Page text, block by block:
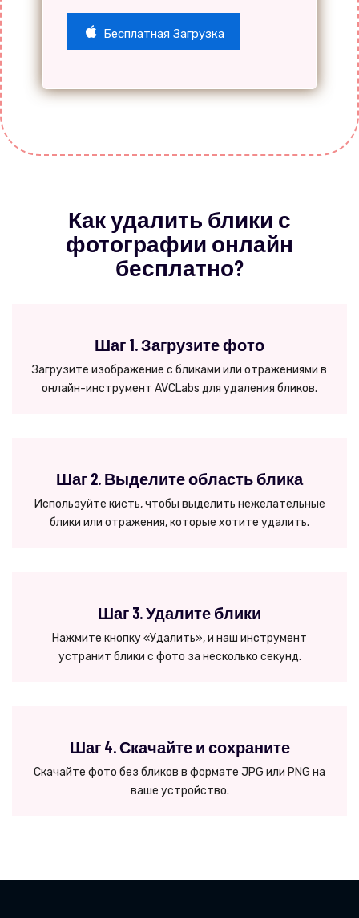
Бесплатная Загрузка
Как удалить блики с
фотографии онлайн
бесплатно?
Шаг 1. Загрузите фото
Загрузите изображение с бликами или отражениями в
онлайн-инструмент AVCLabs для удаления бликов.
Шаг 2. Выделите область блика
Используйте кисть, чтобы выделить нежелательные
блики или отражения, которые хотите удалить.
Шаг 3. Удалите блики
Нажмите кнопку «Удалить», и наш инструмент
устранит блики с фото за несколько секунд.
Шаг 4. Скачайте и сохраните
Скачайте фото без бликов в формате JPG или PNG на
ваше устройство.